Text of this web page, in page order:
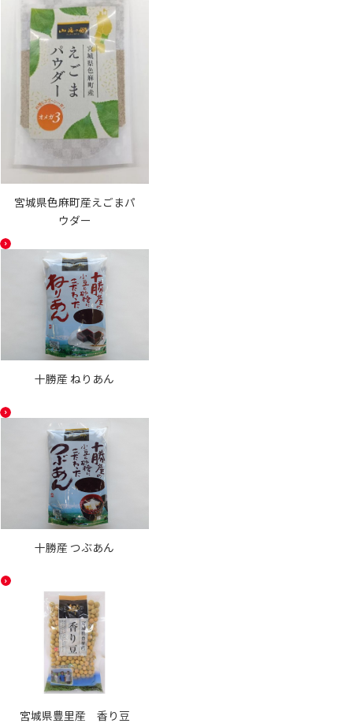
宮城県色麻町産えごまパ
ウダー
十勝産 ねりあん
十勝産 つぶあん
宮城県豊里産 香り豆